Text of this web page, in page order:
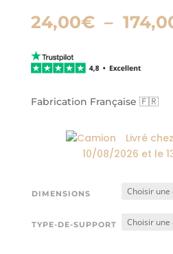
24,00€ –
Fabrication Française 🇫🇷
Livré
10/08/2026 et le
DIMENSIONS
TYPE-DE-SUPPORT